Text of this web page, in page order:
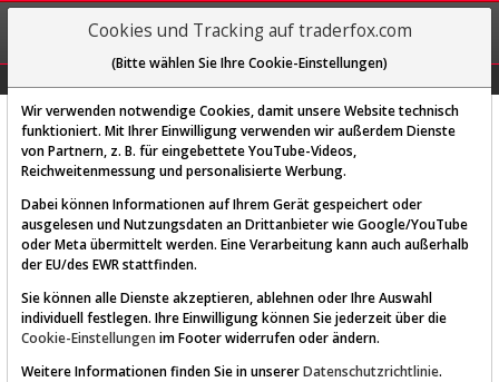
REGIS-
TRIEREN
Diese Funktion ist nur für
AKTIEN-TERMINAL
Cookies und Tracking auf traderfox.com
(Bitte wählen Sie Ihre Cookie-Einstellungen)
Wir verwenden notwendige Cookies, damit unsere Website technisch
funktioniert. Mit Ihrer Einwilligung verwenden wir außerdem Dienste
von Partnern, z. B. für eingebettete YouTube-Videos,
Reichweitenmessung und personalisierte Werbung.
Dabei können Informationen auf Ihrem Gerät gespeichert oder
ausgelesen und Nutzungsdaten an Drittanbieter wie Google/YouTube
oder Meta übermittelt werden. Eine Verarbeitung kann auch außerhalb
der EU/des EWR stattfinden.
Sie können alle Dienste akzeptieren, ablehnen oder Ihre Auswahl
individuell festlegen. Ihre Einwilligung können Sie jederzeit über die
Cookie-Einstellungen im Footer widerrufen oder ändern.
Weitere Informationen finden Sie in unsererDatenschutzrichtlinie.